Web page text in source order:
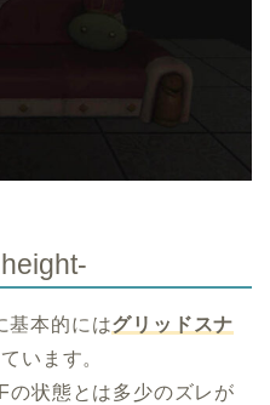
基本的にはグリッドスナ
います。
の状態とは多少のズレが